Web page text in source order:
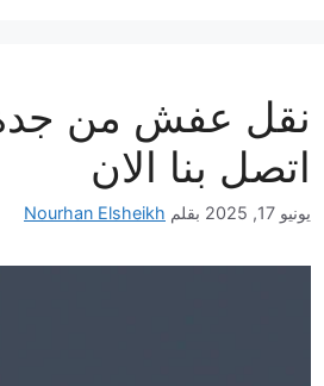
اتصل بنا الان
يونيو 17, 2025 بقلم Nourhan Elsheikh